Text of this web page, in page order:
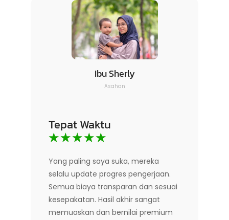
Ibu Sherly
Asahan
Tepat Waktu
☆☆☆☆☆
Yang paling saya suka, mereka
selalu update progres pengerjaan.
Semua biaya transparan dan sesuai
kesepakatan. Hasil akhir sangat
memuaskan dan bernilai premium